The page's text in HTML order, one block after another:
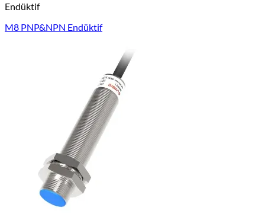
Endüktif
M8 PNP&NPN Endüktif